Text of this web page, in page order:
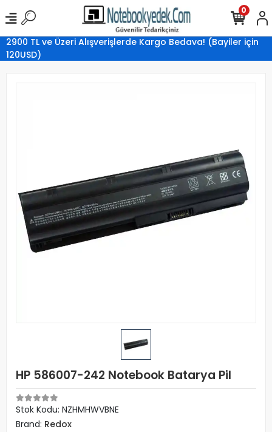
2900 TL ve Üzeri Alışverişlerde Kargo Bedava! (Bayiler için
120USD)
0
HP 586007-242 Notebook Batarya Pil
Stok Kodu: NZHMHWVBNE
Brand: Redox